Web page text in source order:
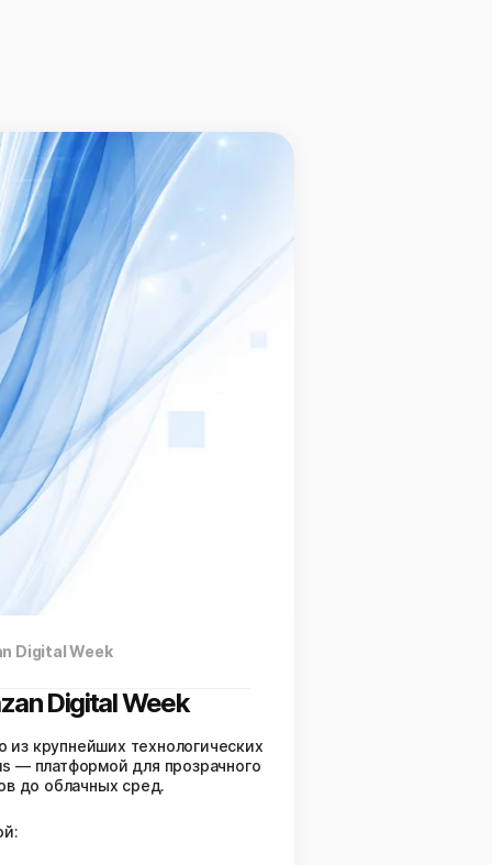
Digital Week
Digital Week
крупнейших технологических
— платформой для прозрачного
до облачных сред.